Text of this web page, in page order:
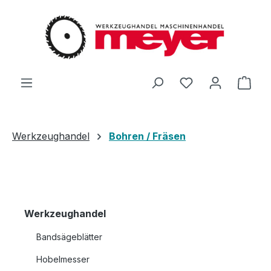
Zum Hauptinhalt springen
Du hast 0
Werkzeughandel Bohren / Fräsen
Werkzeughandel
Bandsägeblätter
Hobelmesser